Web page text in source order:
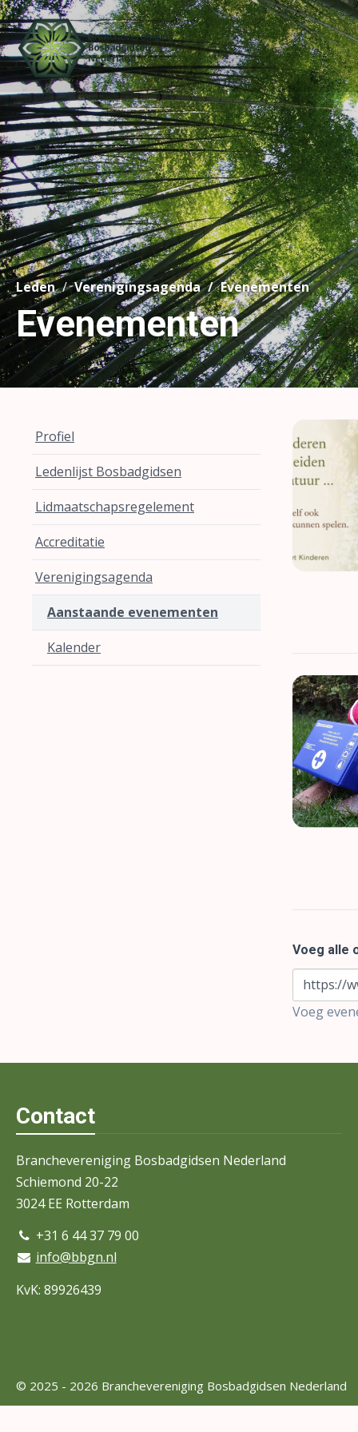
Leden Verenigingsagenda Evenementen
Evenementen
Profiel
Ledenlijst Bosbadgidsen
Lidmaatschapsregelement
Accreditatie
Verenigingsagenda
Aanstaande evenementen
Kalender
Voeg alle
https://
Voeg
Contact
Branchevereniging Bosbadgidsen Nederland
Schiemond 20-22
3024 EE Rotterdam
+31 6 44 37 79 00
info@bbgn.nl
KvK: 89926439
© 2025 - 2026 Branchevereniging Bosbadgidsen Nederland